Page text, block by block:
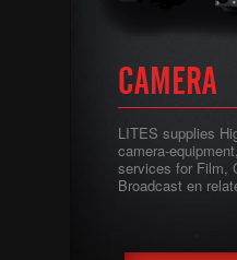
CAMERA
LITES supplies
camera-
services for Film,
Broadcast en